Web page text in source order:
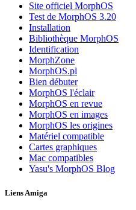
Site officiel MorphOS
Test de MorphOS 3.20
Installation
Bibliothèque MorphOS
Identification
MorphZone
MorphOS.pl
Bien débuter
MorphOS l'éclair
MorphOS en revue
MorphOS en images
MorphOS les origines
Matériel compatible
Cartes graphiques
Mac compatibles
Yasu's MorphOS Blog
Liens Amiga